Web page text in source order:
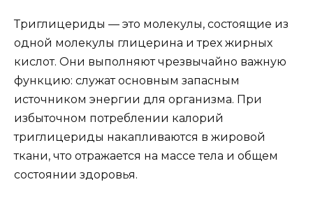
Триглицериды — это молекулы, состоящие из
одной молекулы глицерина и трех жирных
кислот. Они выполняют чрезвычайно важную
функцию: служат основным запасным
источником энергии для организма. При
избыточном потреблении калорий
триглицериды накапливаются в жировой
ткани, что отражается на массе тела и общем
состоянии здоровья.